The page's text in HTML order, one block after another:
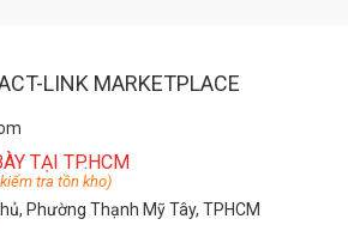
LINK MARKETPLACE
TẠI TP.HCM
tra tồn kho)
Phường Thạnh Mỹ Tây, TPHCM